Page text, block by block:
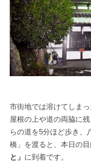
市街地では溶けてしま
屋根の上や道の両脇に
らの道を5分ほど歩き、
橋」を渡ると、本日の
と」 に到着です。